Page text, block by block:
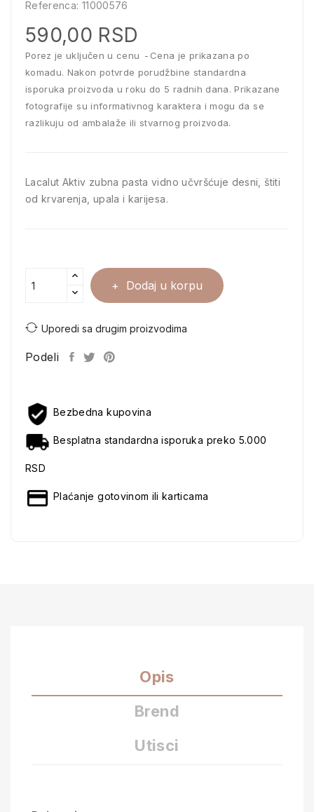
Referenca: 11000576
590,00 RSD
Porez je uključen u cenu
Cena je prikazana po
komadu. Nakon potvrde porudžbine standardna
isporuka proizvoda u roku do 5 radnih dana. Prikazane
fotografije su informativnog karaktera i mogu da se
razlikuju od ambalaže ili stvarnog proizvoda.
Lacalut Aktiv zubna pasta vidno učvršćuje desni, štiti
od krvarenja, upala i karijesa.
Dodaj u korpu
Uporedi sa drugim proizvodima
Podeli
Bezbedna kupovina
Besplatna standardna isporuka preko 5.000
RSD
Plaćanje gotovinom ili karticama
Opis
Brend
Utisci